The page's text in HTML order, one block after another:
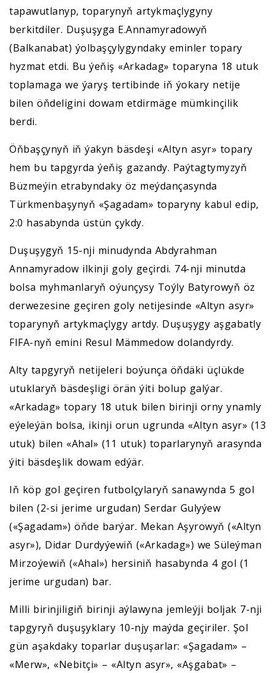
tapawutlanyp, toparynyň artykmaçlygyny
berkitdiler. Duşuşyga E.Annamyradowyň
(Balkanabat) ýolbaşçylygyndaky eminler topary
hyzmat etdi. Bu ýeňiş «Arkadag» toparyna 18 utuk
toplamaga we ýaryş tertibinde iň ýokary netije
bilen öňdeligini dowam etdirmäge mümkinçilik
berdi.
Öňbaşçynyň iň ýakyn bäsdeşi «Altyn asyr» topary
hem bu tapgyrda ýeňiş gazandy. Paýtagtymyzyň
Büzmeýin etrabyndaky öz meýdançasynda
Türkmenbaşynyň «Şagadam» toparyny kabul edip,
2:0 hasabynda üstün çykdy.
Duşuşygyň 15-nji minudynda Abdyrahman
Annamyradow ilkinji goly geçirdi. 74-nji minutda
bolsa myhmanlaryň oýunçysy Toýly Batyrowyň öz
derwezesine geçiren goly netijesinde «Altyn asyr»
toparynyň artykmaçlygy artdy. Duşuşygy aşgabatly
FIFA-nyň emini Resul Mämmedow dolandyrdy.
Alty tapgyryň netijeleri boýunça öňdäki üçlükde
utuklaryň bäsdeşligi örän ýiti bolup galýar.
«Arkadag» topary 18 utuk bilen birinji orny ynamly
eýeleýän bolsa, ikinji orun ugrunda «Altyn asyr» (13
utuk) bilen «Ahal» (11 utuk) toparlarynyň arasynda
ýiti bäsdeşlik dowam edýär.
Iň köp gol geçiren futbolçylaryň sanawynda 5 gol
bilen (2-si jerime urgudan) Serdar Gulyýew
(«Şagadam») öňde barýar. Mekan Aşyrowyň («Altyn
asyr»), Didar Durdyýewiň («Arkadag») we Süleýman
Mirzoýewiň («Ahal») hersiniň hasabynda 4 gol (1
jerime urgudan) bar.
Milli birinjiligiň birinji aýlawyna jemleýji boljak 7-nji
tapgyryň duşuşyklary 10-njy maýda geçiriler. Şol
gün aşakdaky toparlar duşuşarlar: «Şagadam» –
«Merw», «Nebitçi» – «Altyn asyr», «Aşgabat» –